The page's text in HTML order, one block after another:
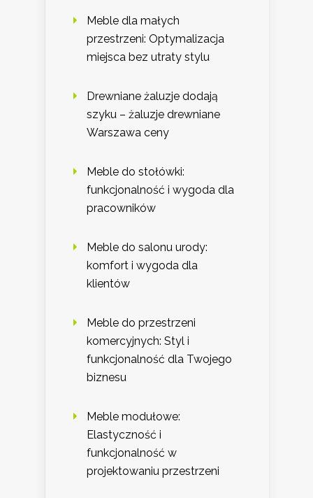
Meble dla małych
przestrzeni: Optymalizacja
miejsca bez utraty stylu
Drewniane żaluzje dodają
szyku – żaluzje drewniane
Warszawa ceny
Meble do stołówki:
funkcjonalność i wygoda dla
pracowników
Meble do salonu urody:
komfort i wygoda dla
klientów
Meble do przestrzeni
komercyjnych: Styl i
funkcjonalność dla Twojego
biznesu
Meble modułowe:
Elastyczność i
funkcjonalność w
projektowaniu przestrzeni